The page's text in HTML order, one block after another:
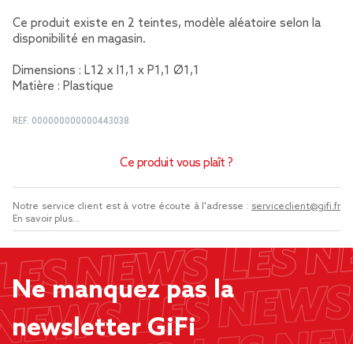
Ce produit existe en 2 teintes, modèle aléatoire selon la
disponibilité en magasin.
Dimensions : L12 x l1,1 x P1,1 Ø1,1
Matière : Plastique
REF. 000000000000443038
Ce produit vous plaît ?
Notre service client est à votre écoute à l'adresse : serviceclient@gifi.fr
En savoir plus...
Ne manquez pas la
newsletter GiFi